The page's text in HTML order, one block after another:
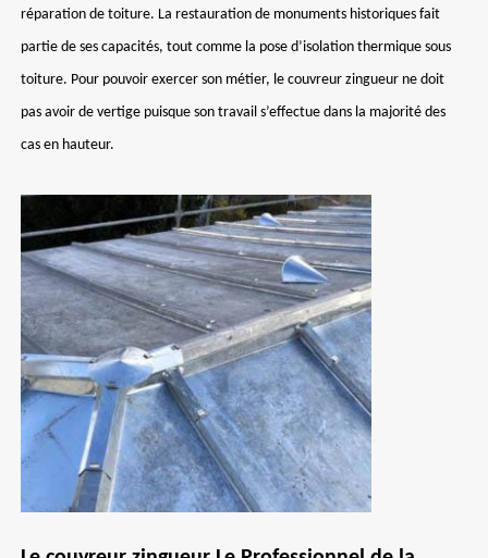
réparation de toiture. La restauration de monuments historiques fait
partie de ses capacités, tout comme la pose d’isolation thermique sous
toiture. Pour pouvoir exercer son métier, le couvreur zingueur ne doit
pas avoir de vertige puisque son travail s’effectue dans la majorité des
cas en hauteur.